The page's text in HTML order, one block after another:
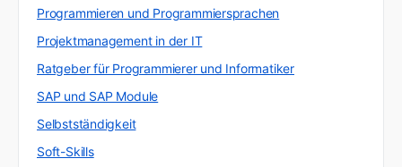
Programmieren und Programmiersprachen
Projektmanagement in der IT
Ratgeber für Programmierer und Informatiker
SAP und SAP Module
Selbstständigkeit
Soft-Skills